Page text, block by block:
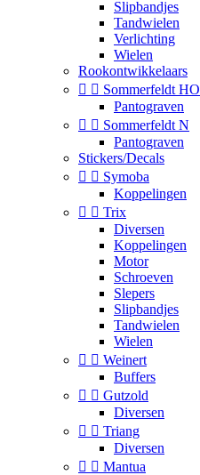
Slipbandjes
Tandwielen
Verlichting
Wielen
Rookontwikkelaars
  Sommerfeldt HO
Pantograven
  Sommerfeldt N
Pantograven
Stickers/Decals
  Symoba
Koppelingen
  Trix
Diversen
Koppelingen
Motor
Schroeven
Slepers
Slipbandjes
Tandwielen
Wielen
  Weinert
Buffers
  Gutzold
Diversen
  Triang
Diversen
  Mantua